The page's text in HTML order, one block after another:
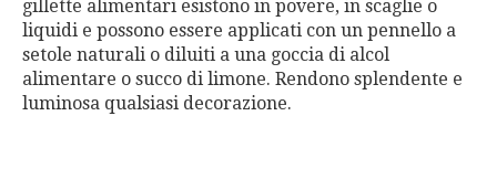
gillette alimentari esistono in povere, in scaglie o
liquidi e possono essere applicati con un pennello a
setole naturali o diluiti a una goccia di alcol
alimentare o succo di limone. Rendono splendente e
luminosa qualsiasi decorazione.